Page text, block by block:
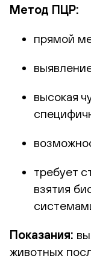
Метод ПЦР:
прямой
высокая
требует
взятия
Показания:
животных